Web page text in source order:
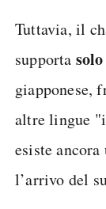
Tuttavia, il
supporta
giapponese,
altre lingue
esiste
l’arrivo del